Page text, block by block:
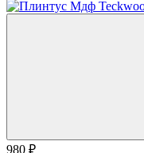
980 ₽